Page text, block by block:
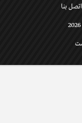
اتصل بنا